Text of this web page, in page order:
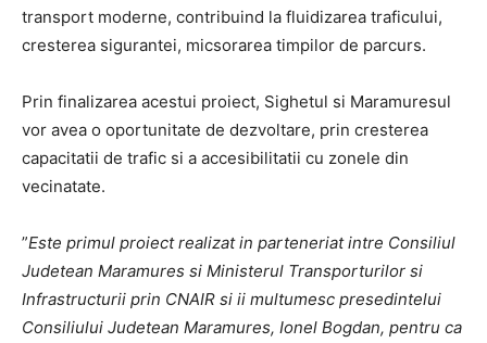
transport moderne, contribuind la fluidizarea traficului,
cresterea sigurantei, micsorarea timpilor de parcurs.
Prin finalizarea acestui proiect, Sighetul si Maramuresul
vor avea o oportunitate de dezvoltare, prin cresterea
capacitatii de trafic si a accesibilitatii cu zonele din
vecinatate.
”Este primul proiect realizat in parteneriat intre Consiliul
Judetean Maramures si Ministerul Transporturilor si
Infrastructurii prin CNAIR si ii multumesc presedintelui
Consiliului Judetean Maramures, Ionel Bogdan, pentru ca